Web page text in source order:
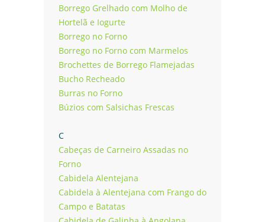
Borrego Grelhado com Molho de
Hortelã e Iogurte
Borrego no Forno
Borrego no Forno com Marmelos
Brochettes de Borrego Flamejadas
Bucho Recheado
Burras no Forno
Búzios com Salsichas Frescas
C
Cabeças de Carneiro Assadas no
Forno
Cabidela Alentejana
Cabidela à Alentejana com Frango do
Campo e Batatas